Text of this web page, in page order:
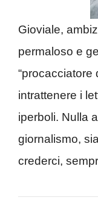
Gioviale,
permaloso e
“procacciatore
intrattenere i
iperboli. Nulla
giornalismo,
crederci,